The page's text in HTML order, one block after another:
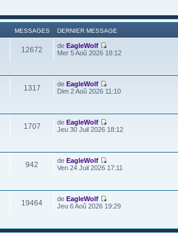
MESSAGES DERNIER MESSAGE
12672 deEagleWolf
Mer 5 Aoû 2026 18:12
1317 deEagleWolf
Dim 2 Aoû 2026 11:10
1707 deEagleWolf
Jeu 30 Juil 2026 18:12
942 deEagleWolf
Ven 24 Juil 2026 17:11
19464 deEagleWolf
Jeu 6 Aoû 2026 19:29